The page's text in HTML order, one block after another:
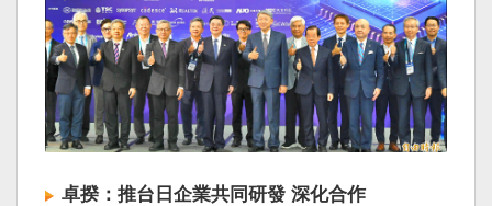
卓揆：推台日企業共同研發 深化合作